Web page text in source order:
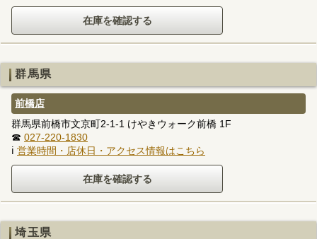
群馬県
前橋店
群馬県前橋市文京町2-1-1 けやきウォーク前橋 1F
☎ 027-220-1830
ℹ 営業時間・店休日・アクセス情報はこちら
埼玉県